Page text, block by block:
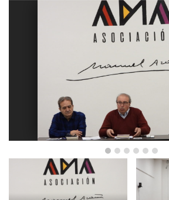
Investigación previa de la represión en
Informe Represión en Toledo 1936-1947 |
Enciclopedia Republicana
Militantes históricos IR
Personajes republicanos
Izquierda Republicana. Agrupaciones y
Izquierda Republicana. Navarra